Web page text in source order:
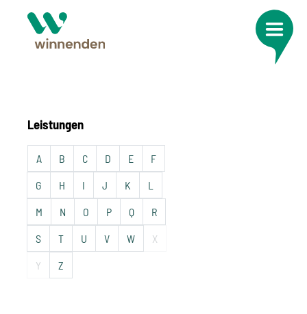
Leistungen
A B C D E F
G H I J K L
M N O P Q R
S T U V W X
Y Z